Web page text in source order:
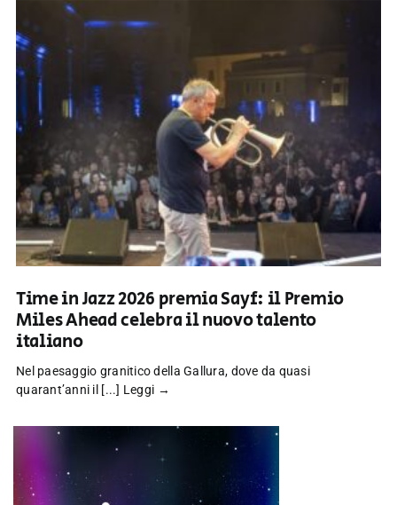
Time in Jazz 2026 premia Sayf: il Premio
Miles Ahead celebra il nuovo talento
italiano
Nel paesaggio granitico della Gallura, dove da quasi
quarant’anni il [...] Leggi →